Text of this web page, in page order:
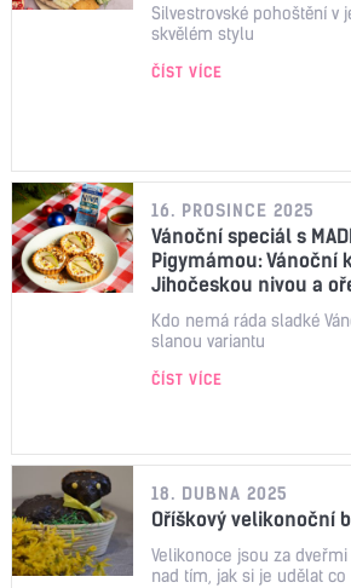
Silvestrovské pohoštění v
skvělém stylu
ČÍST VÍCE
16. PROSINCE 2025
Vánoční speciál s
Pigymámou: Vánoční
Jihočeskou nivou a
Kdo nemá ráda sladké
slanou variantu
ČÍST VÍCE
18. DUBNA 2025
Oříškový velikonoční
Velikonoce jsou za
nad tím, jak si je udělat co